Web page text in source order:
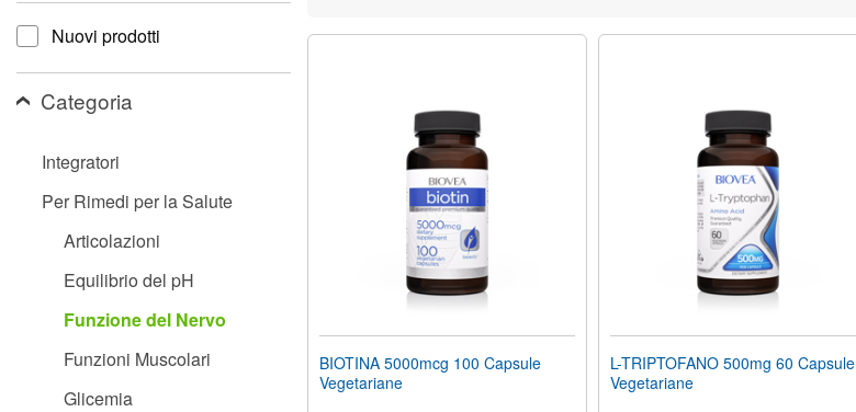
Premi
Control-
per
adattare
vedenti
utilizzano
Elaborare per
Nuovi prodotti
Categoria
Integratori
Per Rimedi per la Salute
Articolazioni
Equilibrio del pH
Funzione del Nervo
Funzioni Muscolari
Glicemia
BIOTINA 5000mcg 100 Capsule
Vegetariane
L-TRIPTOFANO 500mg 60 Capsule
Vegetariane